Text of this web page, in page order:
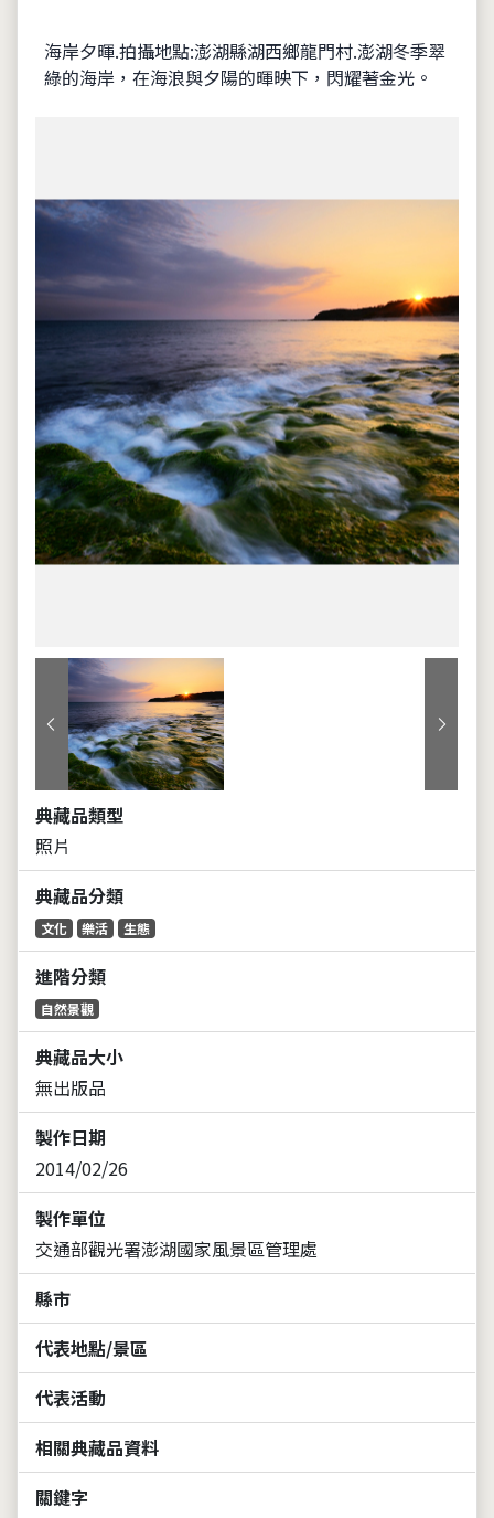
海岸夕暉.拍攝地點:澎湖縣湖西鄉龍門村.澎湖冬季翠
綠的海岸，在海浪與夕陽的暉映下，閃耀著金光。
上一張 下一張
典藏品類型
照片
典藏品分類
文化 樂活 生態
進階分類
自然景觀
典藏品大小
無出版品
製作日期
2014/02/26
製作單位
交通部觀光署澎湖國家風景區管理處
縣市
代表地點/景區
代表活動
相關典藏品資料
關鍵字